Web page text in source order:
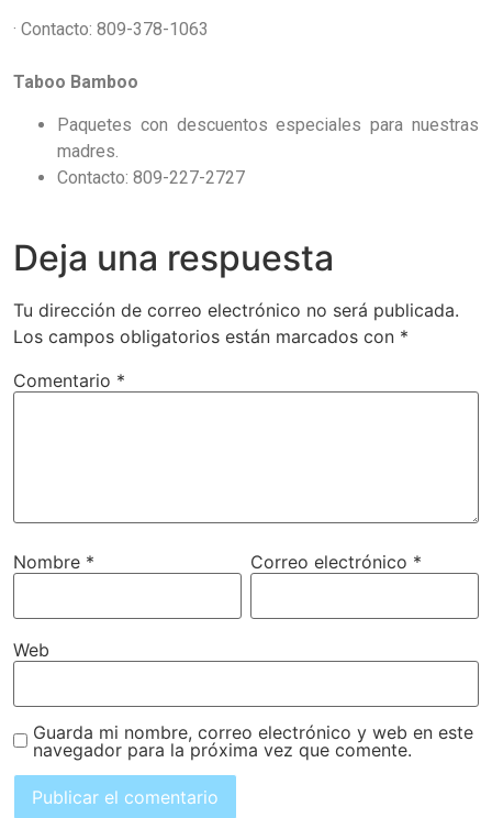
· Contacto: 809-378-1063
Taboo Bamboo
Paquetes con descuentos especiales para nuestras
madres.
Contacto: 809-227-2727
Deja una respuesta
Tu dirección de correo electrónico no será publicada.
Los campos obligatorios están marcados con *
Comentario *
Nombre * Correo electrónico *
Web
Guarda mi nombre, correo electrónico y web en este
navegador para la próxima vez que comente.